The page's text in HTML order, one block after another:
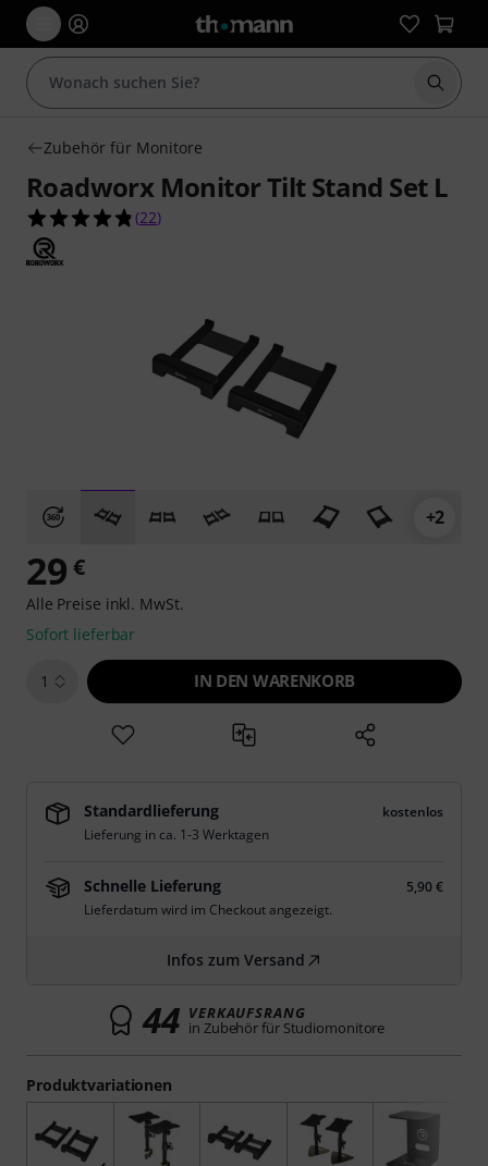
Suche
Zubehör für Monitore
Roadworx Monitor Tilt Stand Set L
4.8 von 5 Sternen aus 22 Kundenbewertungen
(22)
+2
Produktvariationen
29 €
Alle Preise inkl. MwSt.
Sofort lieferbar
1 IN DEN WARENKORB
Standardlieferung
kostenlos
Lieferung in ca. 1-3 Werktagen
Schnelle Lieferung
5,90 €
Lieferdatum wird im Checkout angezeigt.
Infos zum Versand
44 VERKAUFSRANG
in Zubehör für Studiomonitore